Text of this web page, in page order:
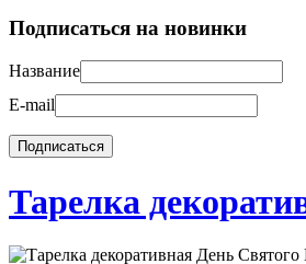
Подписаться на новинки
Название
E-mail
Тарелка